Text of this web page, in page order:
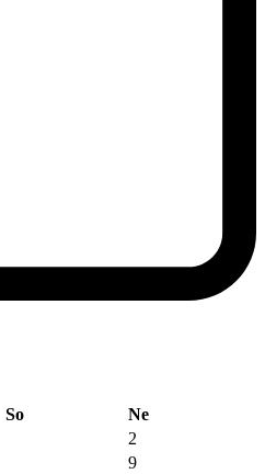
So
Ne
2
9